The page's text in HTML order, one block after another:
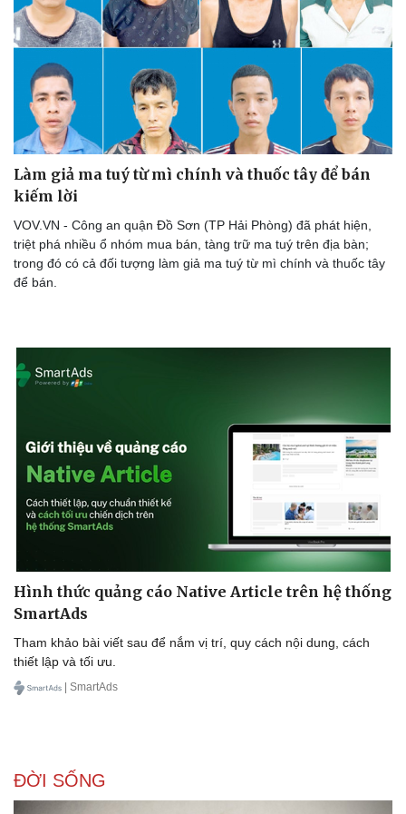
Làm giả ma tuý từ mì chính và thuốc tây để bán
kiếm lời
VOV.VN - Công an quận Đồ Sơn (TP Hải Phòng) đã phát hiện,
triệt phá nhiều ổ nhóm mua bán, tàng trữ ma tuý trên địa bàn;
trong đó có cả đối tượng làm giả ma tuý từ mì chính và thuốc tây
để bán.
Hình thức quảng cáo Native Article trên hệ thống
SmartAds
Tham khảo bài viết sau để nắm vị trí, quy cách nội dung, cách
thiết lập và tối ưu.
| SmartAds
ĐỜI SỐNG